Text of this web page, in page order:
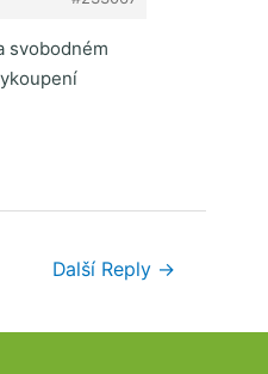
svobodném
Další Reply →